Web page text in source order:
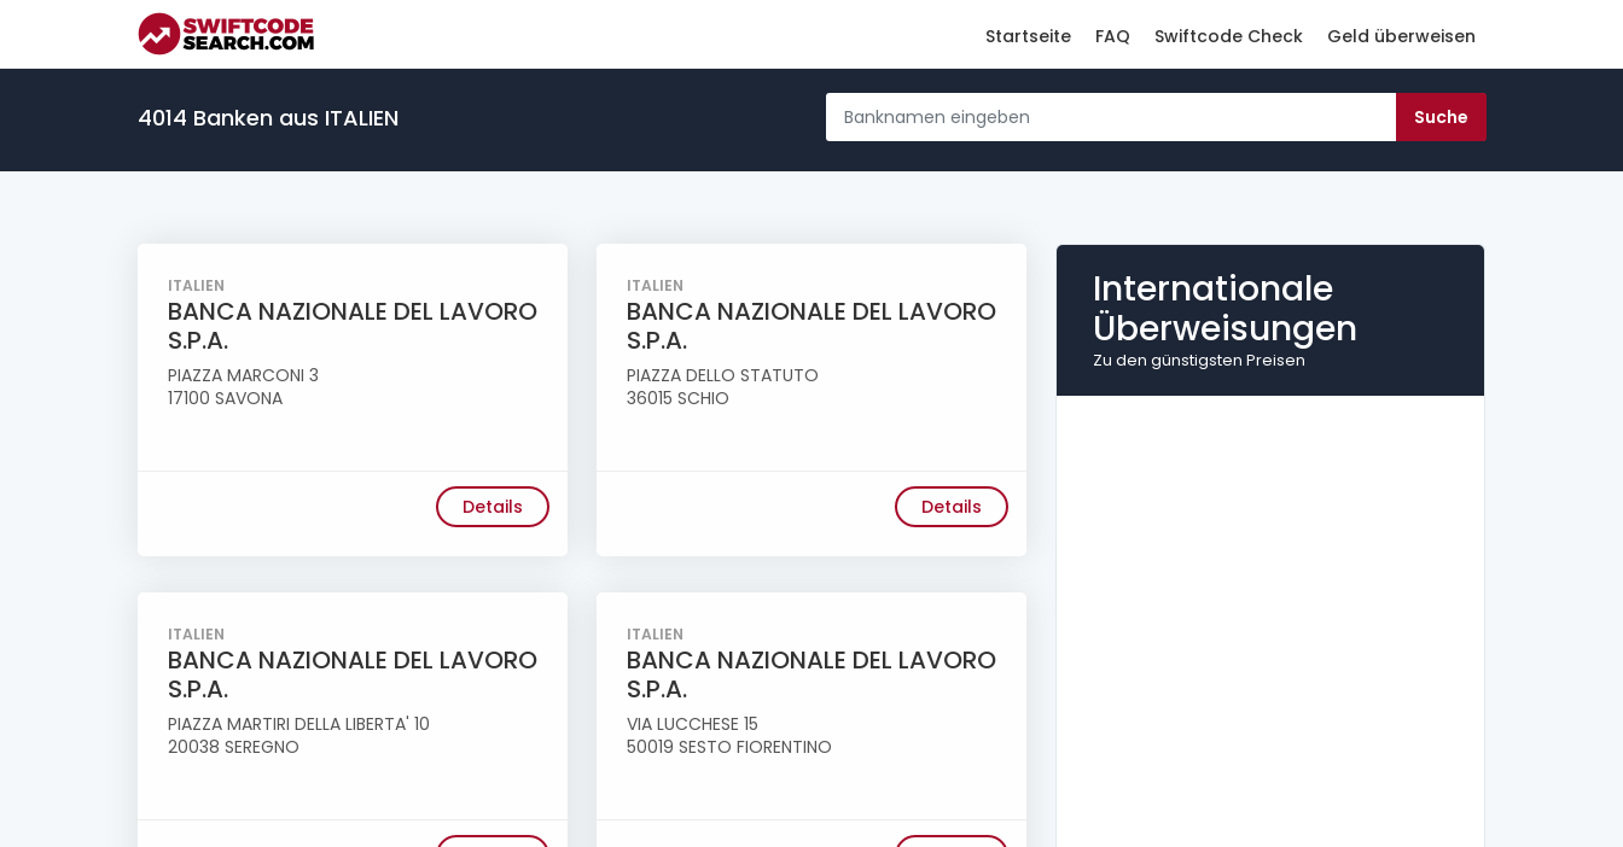
Startseite FAQ Swiftcode Check Geld überweisen
4014 Banken aus ITALIEN
ITALIEN
BANCA NAZIONALE DEL LAVORO
S.P.A.
PIAZZA MARCONI 3
17100 SAVONA
Details
ITALIEN
BANCA NAZIONALE DEL LAVORO
S.P.A.
PIAZZA DELLO STATUTO
36015 SCHIO
Details
ITALIEN
BANCA NAZIONALE DEL LAVORO
S.P.A.
PIAZZA MARTIRI DELLA LIBERTA' 10
20038 SEREGNO
ITALIEN
BANCA NAZIONALE DEL LAVORO
S.P.A.
VIA LUCCHESE 15
50019 SESTO FIORENTINO
Internationale
Überweisungen
Zu den günstigsten Preisen